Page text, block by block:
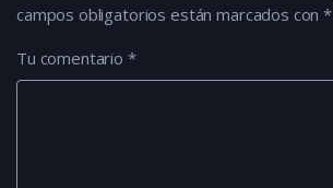
campos obligatorios están marcados con*
Tu comentario *